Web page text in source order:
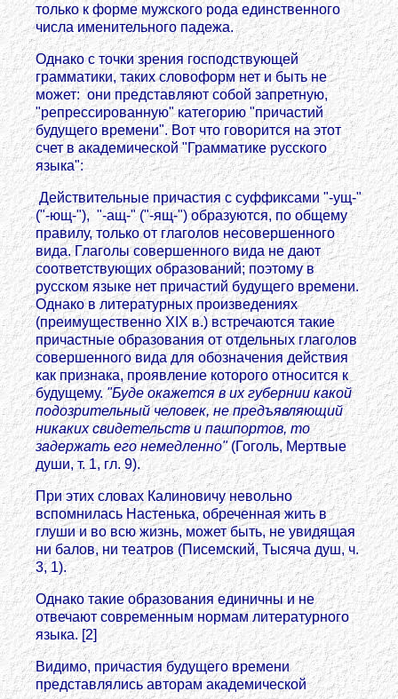
только к форме мужского рода единственного
числа именительного падежа.
Однако с точки зрения господствующей
грамматики, таких словоформ нет и быть не
может: они представляют собой запретную,
"репрессированную" категорию "причастий
будущего времени". Вот что говорится на этот
счет в академической "Грамматике русского
языка":
Действительные причастия с суффиксами "-ущ-"
("-ющ-"), "-ащ-" ("-ящ-") образуются, по общему
правилу, только от глаголов несовершенного
вида. Глаголы совершенного вида не дают
соответствующих образований; поэтому в
русском языке нет причастий будущего времени.
Однако в литературных произведениях
(преимущественно ХIХ в.) встречаются такие
причастные образования от отдельных глаголов
совершенного вида для обозначения действия
как признака, проявление которого относится к
будущему."Буде окажется в иx губернии какой
подозрительный человек, не предъявляющий
никаких свидетельств и пашпортов, то
задержать его немедленно"(Гоголь, Мертвые
души, т. 1, гл. 9).
При этих словах Калиновичу невольно
вспомнилась Настенька, обреченная жить в
глуши и во всю жизнь, может быть, не увидящая
ни балов, ни театров (Писемский, Тысяча душ, ч.
3, 1).
Однако такие образования единичны и не
отвечают современным нормам литературного
языка. [2]
Видимо, причастия будущего времени
представлялись авторам академической